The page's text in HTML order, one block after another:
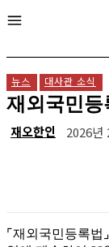
뉴스 대사관 소식
재외국민등
재오한인 2026년
⌜재외국민등록법